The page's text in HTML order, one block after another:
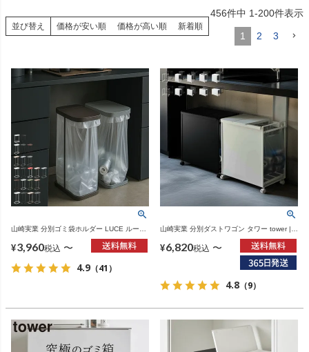
並び替え 価格が安い順 価格が高い順 新着順
456件中 1-200件表示
1 2 3
山崎実業 分別ゴミ袋ホルダー LUCE ルーチ
¥3,960税込 〜
4.9 （41）
山崎実業 分別ダストワゴン タワー tower |
¥6,820税込 〜
4.8 （9）